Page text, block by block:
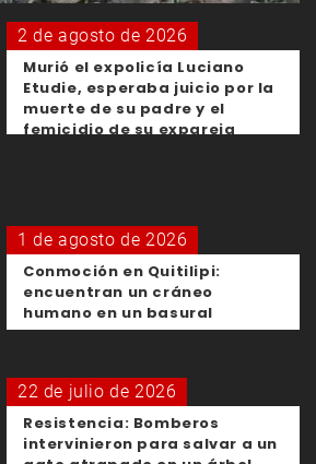
2 de agosto de 2026
Murió el expolicía Luciano
Etudie, esperaba juicio por la
muerte de su padre y el
femicidio de su expareja
1 de agosto de 2026
Conmoción en Quitilipi:
encuentran un cráneo
humano en un basural
22 de julio de 2026
Resistencia: Bomberos
intervinieron para salvar a un